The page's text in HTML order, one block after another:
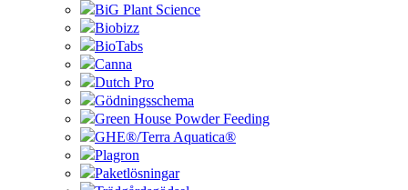
BiG Plant Science
Biobizz
BioTabs
Canna
Dutch Pro
Gödningsschema
Green House Powder Feeding
GHE®/Terra Aquatica®
Plagron
Paketlösningar